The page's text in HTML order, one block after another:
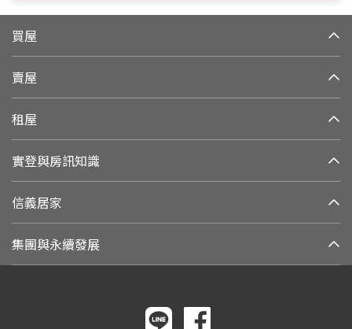
買屋
賣屋
租屋
實登與房訊知識
信義居家
集團與永續發展